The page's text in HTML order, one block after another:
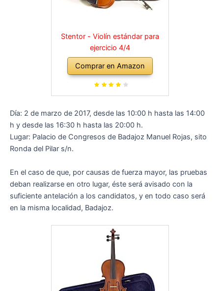
Stentor - Violín estándar para
ejercicio 4/4
Comprar en Amazon
Día: 2 de marzo de 2017, desde las 10:00 h hasta las 14:00
h y desde las 16:30 h hasta las 20:00 h.
Lugar: Palacio de Congresos de Badajoz Manuel Rojas, sito
Ronda del Pilar s/n.
En el caso de que, por causas de fuerza mayor, las pruebas
deban realizarse en otro lugar, éste será avisado con la
suficiente antelación a los candidatos, y en todo caso será
en la misma localidad, Badajoz.